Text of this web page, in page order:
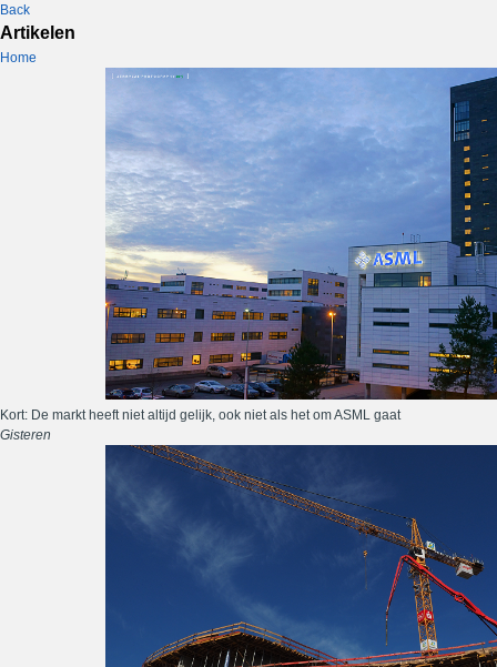
Back
Artikelen
Home
Kort: De markt heeft niet altijd gelijk, ook niet als het om ASML gaat
Gisteren